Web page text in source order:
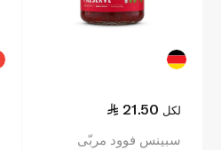
21.50 لكل
سبينس فوود مربّى